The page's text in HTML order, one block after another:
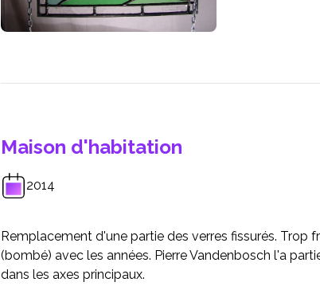
Maison d'habitation
2014
Remplacement d'une partie des verres fissurés. Trop
(bombé) avec les années. Pierre Vandenbosch l'a
dans les axes principaux.